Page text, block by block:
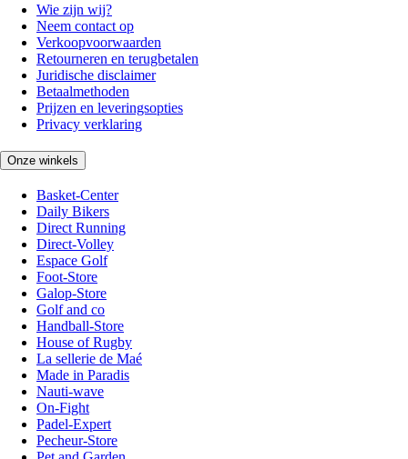
Wie zijn wij?
Neem contact op
Verkoopvoorwaarden
Retourneren en terugbetalen
Juridische disclaimer
Betaalmethoden
Prijzen en leveringsopties
Privacy verklaring
Onze winkels
Basket-Center
Daily Bikers
Direct Running
Direct-Volley
Espace Golf
Foot-Store
Galop-Store
Golf and co
Handball-Store
House of Rugby
La sellerie de Maé
Made in Paradis
Nauti-wave
On-Fight
Padel-Expert
Pecheur-Store